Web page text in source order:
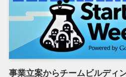
事業立案からチームビルディ